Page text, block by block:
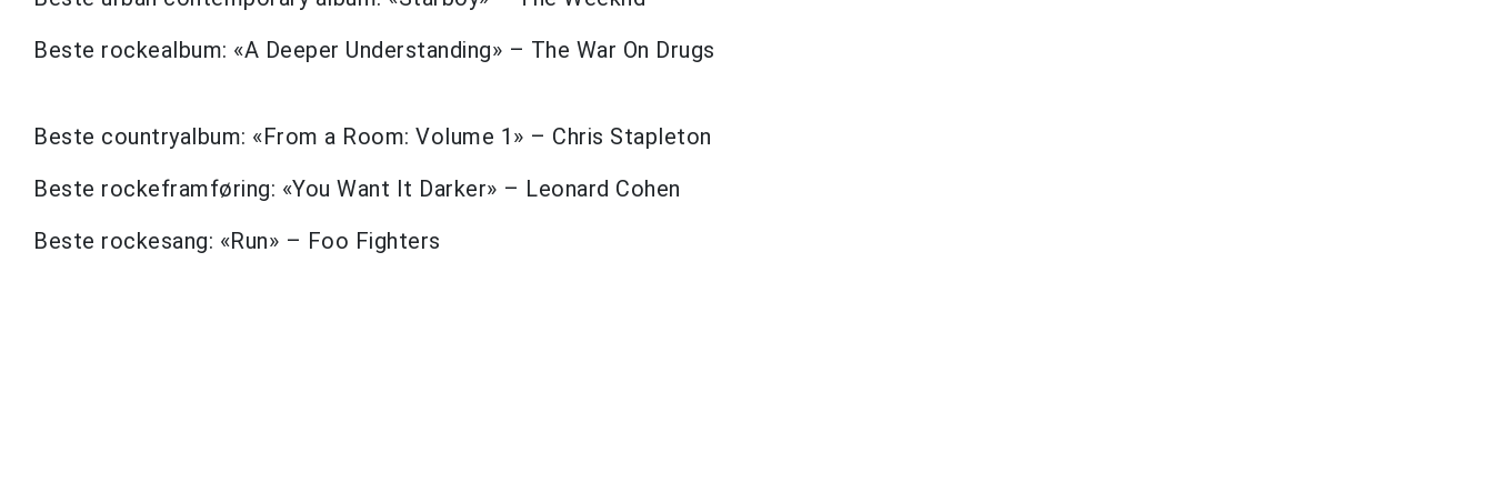
Beste rockealbum: «A Deeper Understanding» – The War On Drugs
Beste countryalbum: «From a Room: Volume 1» – Chris Stapleton
Beste rockeframføring: «You Want It Darker» – Leonard Cohen
Beste rockesang: «Run» – Foo Fighters